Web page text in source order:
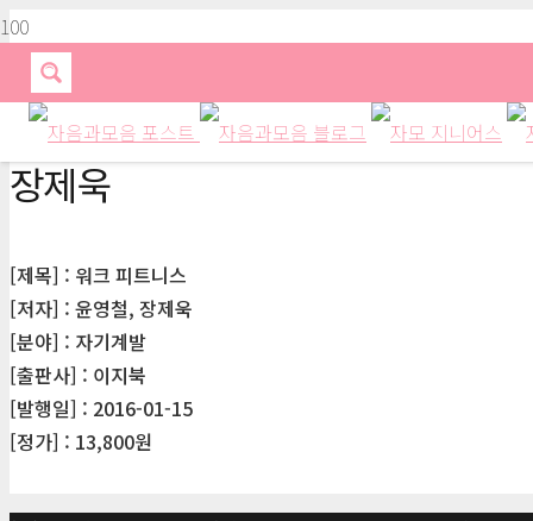
장제욱
[제목] : 워크 피트니스
[저자] : 윤영철, 장제욱
[분야] : 자기계발
[출판사] : 이지북
[발행일] : 2016-01-15
[정가] : 13,800원